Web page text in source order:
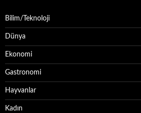
Bilim/Teknoloji
Dünya
Ekonomi
Gastronomi
Hayvanlar
Kadın